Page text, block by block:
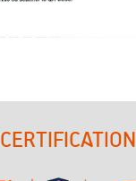
CERTIFICATION